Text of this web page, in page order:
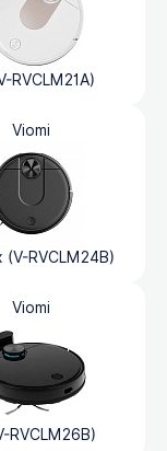
RVCLM21A)
Viomi
(V-RVCLM24B)
Viomi
RVCLM26B)